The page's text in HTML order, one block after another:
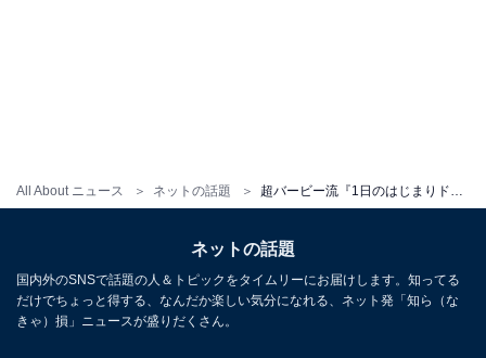
All About ニュース ネットの話題
ネットの話題
国内外のSNSで話題の人＆トピックをタイムリーにお届けします。知ってる
だけでちょっと得する、なんだか楽しい気分になれる、ネット発「知ら（な
きゃ）損」ニュースが盛りだくさん。